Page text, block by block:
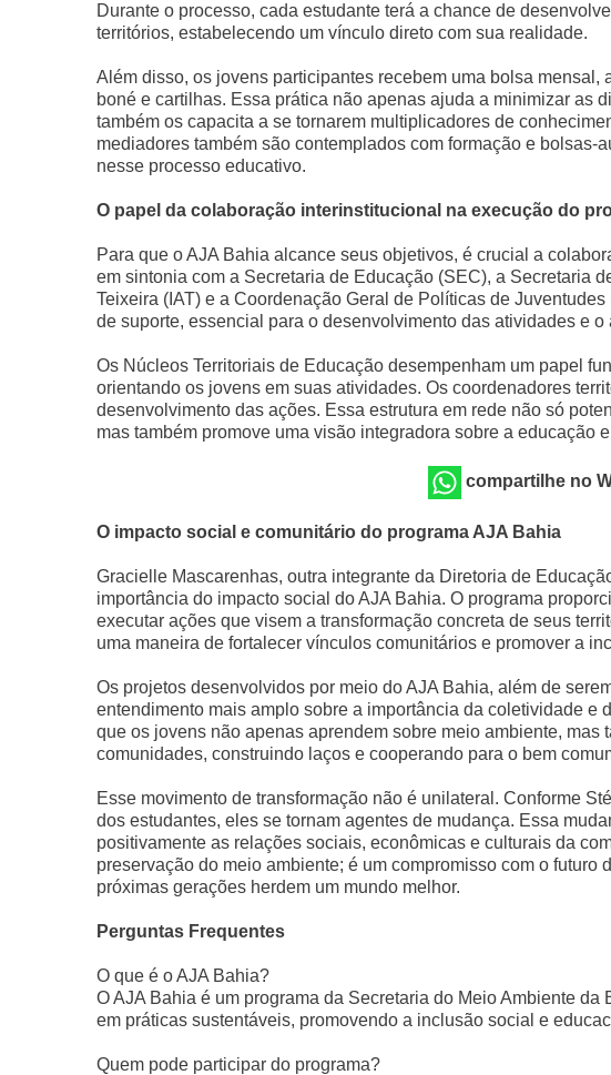
Durante o processo, cada estudante terá a chance de
territórios, estabelecendo um vínculo direto com sua realidade.
Além disso, os jovens participantes recebem uma bolsa
boné e cartilhas. Essa prática não apenas ajuda a minimizar as
também os capacita a se tornarem multiplicadores de
mediadores também são contemplados com formação e
nesse processo educativo.
O papel da colaboração interinstitucional na execução do
Para que o AJA Bahia alcance seus objetivos, é crucial a
em sintonia com a Secretaria de Educação (SEC), a Secretaria
Teixeira (IAT) e a Coordenação Geral de Políticas de
de suporte, essencial para o desenvolvimento das atividades e
Os Núcleos Territoriais de Educação desempenham um papel
orientando os jovens em suas atividades. Os coordenadores
desenvolvimento das ações. Essa estrutura em rede não só
mas também promove uma visão integradora sobre a educação
compartilhe no
O impacto social e comunitário do programa AJA Bahia
Gracielle Mascarenhas, outra integrante da Diretoria de
importância do impacto social do AJA Bahia. O programa
executar ações que visem a transformação concreta de seus
uma maneira de fortalecer vínculos comunitários e promover a
Os projetos desenvolvidos por meio do AJA Bahia, além de
entendimento mais amplo sobre a importância da coletividade
que os jovens não apenas aprendem sobre meio ambiente, mas
comunidades, construindo laços e cooperando para o bem
Esse movimento de transformação não é unilateral. Conforme
dos estudantes, eles se tornam agentes de mudança. Essa
positivamente as relações sociais, econômicas e culturais da
preservação do meio ambiente; é um compromisso com o futuro
próximas gerações herdem um mundo melhor.
Perguntas Frequentes
O que é o AJA Bahia?
O AJA Bahia é um programa da Secretaria do Meio Ambiente
em práticas sustentáveis, promovendo a inclusão social e
Quem pode participar do programa?